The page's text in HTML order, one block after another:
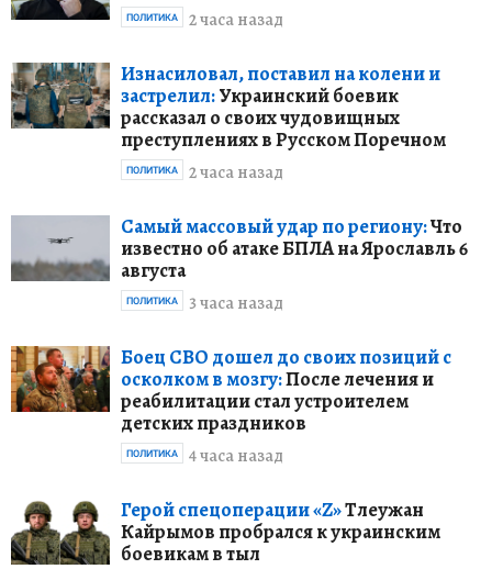
2 часа назад
ПОЛИТИКА
Изнасиловал, поставил на колени и
застрелил:Украинский боевик
рассказал о своих чудовищных
преступлениях в Русском Поречном
2 часа назад
ПОЛИТИКА
Самый массовый удар по региону:Что
известно об атаке БПЛА на Ярославль 6
августа
3 часа назад
ПОЛИТИКА
Боец СВО дошел до своих позиций с
осколком в мозгу:После лечения и
реабилитации стал устроителем
детских праздников
4 часа назад
ПОЛИТИКА
Герой спецоперации «Z»Тлеужан
Кайрымов пробрался к украинским
боевикам в тыл